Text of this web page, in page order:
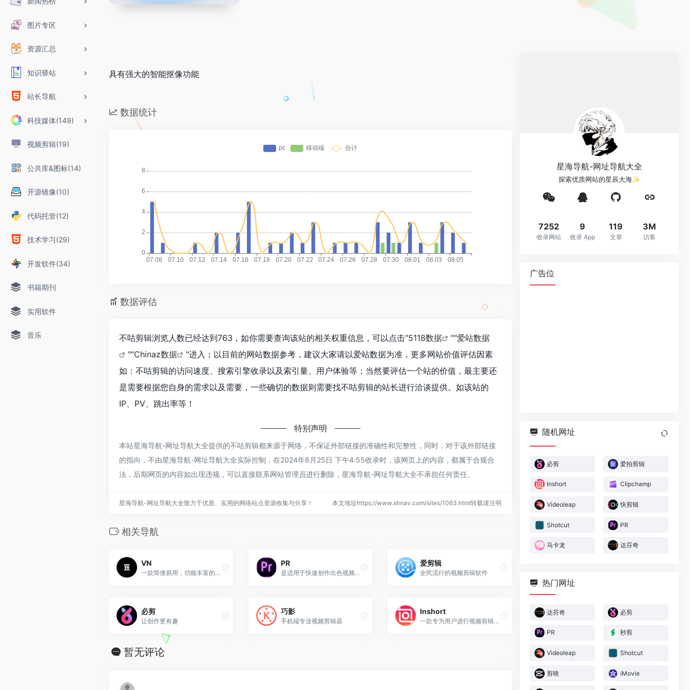
图片专区
资源汇总
知识驿站
站长导航
科技媒体(149)
视频剪辑(19)
公共库&图标(14)
开源镜像(10)
代码托管(12)
技术学习(29)
开发软件(34)
书籍期刊
实用软件
音乐
具有强大的智能抠像功能
数据统计
数据评估
不咕剪辑浏览人数已经达到763，如你需要查询该站的相关权重信息，可以点击"5118数据 ""爱站数据
""Chinaz数据
"进入；以目前的网站数据参考，建议大家请以爱站数据为准，更多网站价值评估因素
如：不咕剪辑的访问速度、搜索引擎收录以及索引量、用户体验等；当然要评估一个站的价值，最主要还
是需要根据您自身的需求以及需要，一些确切的数据则需要找不咕剪辑的站长进行洽谈提供。如该站的
IP、PV、跳出率等！
特别声明
本站星海导航-网址导航大全提供的不咕剪辑都来源于网络，不保证外部链接的准确性和完整性，同时，对于该外部链接
的指向，不由星海导航-网址导航大全实际控制，在2024年6月25日 下午4:55收录时，该网页上的内容，都属于合规合
法，后期网页的内容如出现违规，可以直接联系网站管理员进行删除，星海导航-网址导航大全不承担任何责任。
星海导航-网址导航大全致力于优质、实用的网络站点资源收集与分享！ 本文地址https://www.xhnav.com/sites/1063.html转载请注明
相关导航
VN
一款简便易用，功能丰富的视...
PR
是适用于快速创作出色视频的...
爱剪辑
全民流行的视频剪辑软件
必剪
让创作更有趣
巧影
手机端专业视频剪辑器
Inshort
一款专为用户进行视频剪辑推...
暂无评论
星海导航-网址导航大全
探索优质网站的星辰大海✨
7252
收录网站
9
收录 App
119
文章
3M
访客
广告位
随机网址
必剪 爱拍剪辑
Inshort Clipchamp
Videoleap 快剪辑
Shotcut PR
马卡龙 达芬奇
热门网址
达芬奇 必剪
PR 秒剪
Videoleap Shotcut
剪映 iMovie